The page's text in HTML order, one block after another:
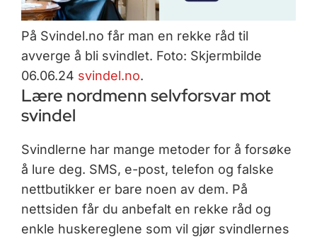
På Svindel.no får man en rekke råd til
avverge å bli svindlet. Foto: Skjermbilde
06.06.24 svindel.no.
Lære nordmenn selvforsvar mot
svindel
Svindlerne har mange metoder for å forsøke
å lure deg. SMS, e-post, telefon og falske
nettbutikker er bare noen av dem. På
nettsiden får du anbefalt en rekke råd og
enkle huskereglene som vil gjør svindlernes